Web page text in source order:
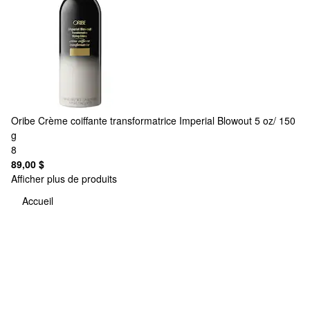
Oribe Crème coiffante transformatrice Imperial Blowout 5 oz/ 150
g
8
89,00 $
Afficher plus de produits
Accueil